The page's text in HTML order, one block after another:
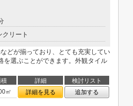
クリート
どが揃っており、とても充実してい
を選ぶことができます。外観タイル
詳細
検討リスト
㎡ 詳細を見る 追加する